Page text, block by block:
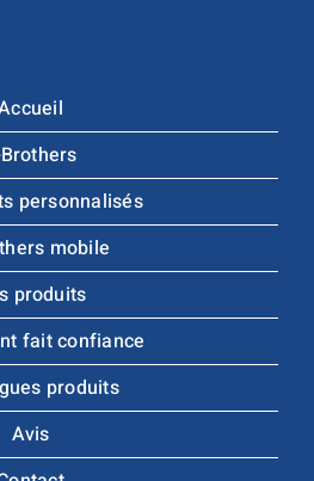
personnalisés
mobile
produits
fait confiance
produits
Avis